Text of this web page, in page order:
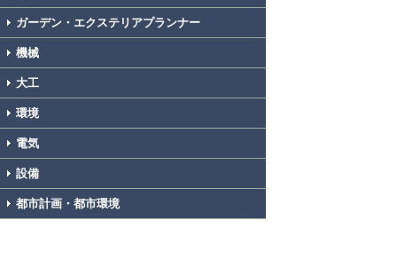
ガーデン・エクステリアプランナー
機械
大工
環境
電気
設備
都市計画・都市環境